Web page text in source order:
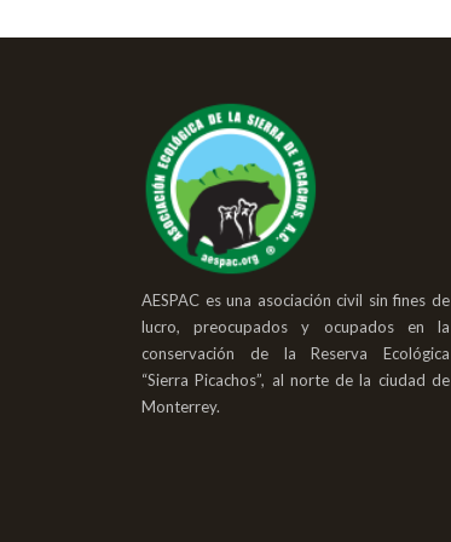
AESPAC es una asociación civil sin fines de
lucro, preocupados y ocupados en la
conservación de la Reserva Ecológica
“Sierra Picachos”, al norte de la ciudad de
Monterrey.